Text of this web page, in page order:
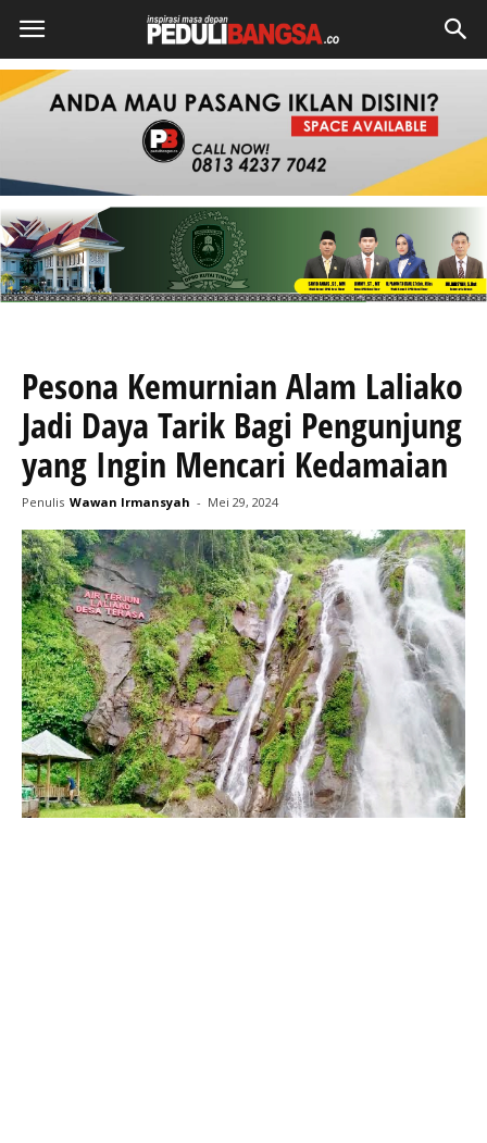
Pesona Kemurnian Alam Laliako
Jadi Daya Tarik Bagi Pengunjung
yang Ingin Mencari Kedamaian
Penulis Wawan Irmansyah - Mei 29, 2024